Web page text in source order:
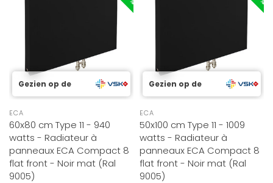
Gezien op de
ECA
60x80 cm Type 11 - 940
watts - Radiateur à
panneaux ECA Compact 8
flat front - Noir mat (Ral
9005)
Gezien op de
ECA
50x100 cm Type 11 - 1009
watts - Radiateur à
panneaux ECA Compact 8
flat front - Noir mat (Ral
9005)